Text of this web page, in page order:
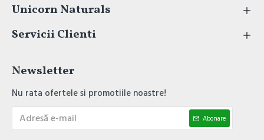
Unicorn Naturals
Servicii Clienti
Newsletter
Nu rata ofertele si promotiile noastre!
Abonare